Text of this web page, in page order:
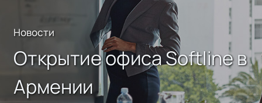
Новости
Открытие офиса Softline в
Армении